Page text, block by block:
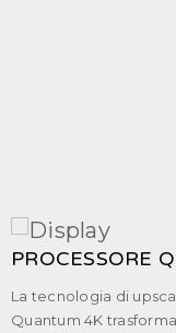
PROCESSORE
La tecnologia di
Quantum 4K